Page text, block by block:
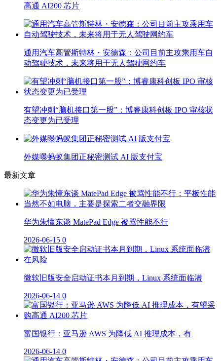
高通 AI200 芯片
通用汽车高管斯特林・安德森：公司目前主攻乘用车自
动驾驶技术，未来将用于无人驾驶网约车
有望冲刺“脑机接口第一股”：博睿康科创板 IPO 审核状
态变更为已受理
外媒曝蚂蚁集团正秘密测试 AI 版支付宝
最新文章
华为朱懂东谈 MatePad Edge 被骂性能不行
2026-06-15 0
微软旧版安全启动证书本月到期，Linux 系统面临潜
2026-06-14 0
富国银行：亚马逊 AWS 为降低 AI 推理成本，有
2026-06-14 0